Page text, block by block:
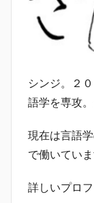
シンジ。２
語学を専攻
現在は言語
で働いていま
詳しいプロ